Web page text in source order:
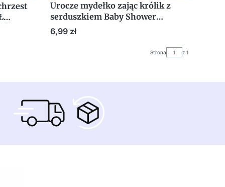
Urocze mydełko zając królik z
serduszkiem Baby Shower
Chrzest Urodziny podziękowanie
dla gości
Cena
6,99 zł
Strona z 1